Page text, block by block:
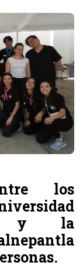
los
y la